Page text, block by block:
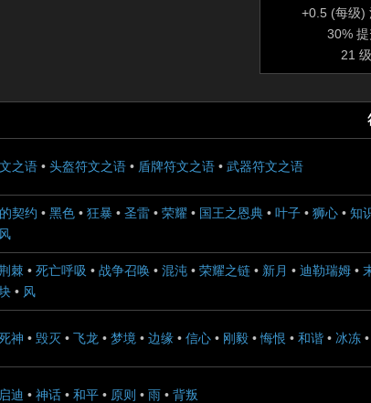
+0.5 (每级)
30%
21
之语 • 头盔符文之语 • 盾牌符文之语 • 武器符文之语
契约 • 黑色 • 狂暴 • 圣雷 • 荣耀 • 国王之恩典 • 叶子 • 狮心 • 知
棘 • 死亡呼吸 • 战争召唤 • 混沌 • 荣耀之链 • 新月 • 迪勒瑞姆 •
• 风
神 • 毁灭 • 飞龙 • 梦境 • 边缘 • 信心 • 刚毅 •悔恨 • 和谐 • 冰冻 •
启迪 • 神话 • 和平 • 原则 • 雨 • 背叛